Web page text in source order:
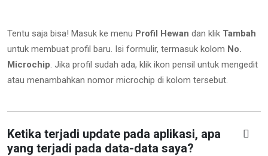
Tentu saja bisa! Masuk ke menu Profil Hewan dan klik Tambah
untuk membuat profil baru. Isi formulir, termasuk kolom No.
Microchip. Jika profil sudah ada, klik ikon pensil untuk mengedit
atau menambahkan nomor microchip di kolom tersebut.
Ketika terjadi update pada aplikasi, apa
yang terjadi pada data-data saya?